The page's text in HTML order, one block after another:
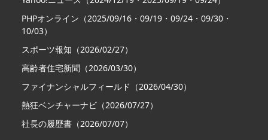
PHPオンライン（2025/09/16・09/19・09/24・09/30・
10/03）
スポーツ報知（2026/02/27）
高齢者住宅新聞（2026/03/30）
ファイナンシャルフィールド（2026/04/30）
熱狂ベンチャーナビ（2026/07/27）
社長の履歴書（2026/07/07）